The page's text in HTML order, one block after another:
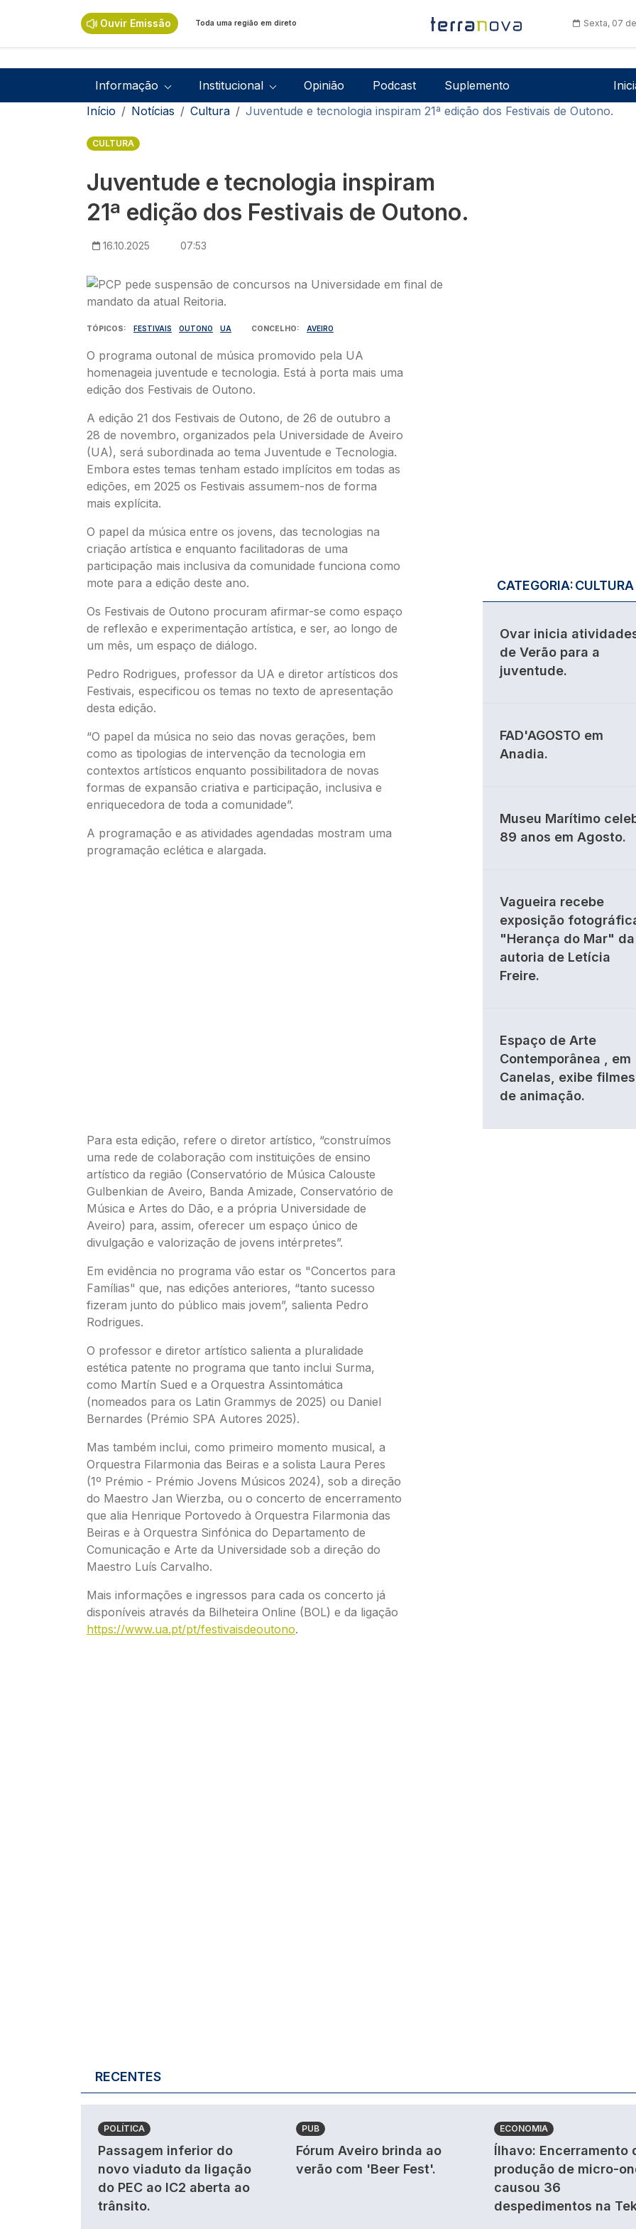
Ouvir Emissão Toda uma região em direto Sexta, 07
Navegação principal
Informação Institucional Opinião Podcast Suplemento
Navegação estrutural
Início Notícias Cultura Juventude e tecnologia inspiram 21ª edição dos Festivais de Outono.
CULTURA
Juventude e tecnologia inspiram
21ª edição dos Festivais de Outono.
16.10.2025 07:53
Imagem
TÓPICOS FESTIVAIS OUTONO UA CONCELHO AVEIRO
O programa outonal de música promovido pela UA
homenageia juventude e tecnologia. Está à porta mais uma
edição dos Festivais de Outono.
A edição 21 dos Festivais de Outono, de 26 de outubro a
28 de novembro, organizados pela Universidade de Aveiro
(UA), será subordinada ao tema Juventude e Tecnologia.
Embora estes temas tenham estado implícitos em todas as
edições, em 2025 os Festivais assumem-nos de forma
mais explícita.
O papel da música entre os jovens, das tecnologias na
criação artística e enquanto facilitadoras de uma
participação mais inclusiva da comunidade funciona como
mote para a edição deste ano.
Os Festivais de Outono procuram afirmar-se como espaço
de reflexão e experimentação artística, e ser, ao longo de
um mês, um espaço de diálogo.
Pedro Rodrigues, professor da UA e diretor artísticos dos
Festivais, especificou os temas no texto de apresentação
desta edição.
“O papel da música no seio das novas gerações, bem
como as tipologias de intervenção da tecnologia em
contextos artísticos enquanto possibilitadora de novas
formas de expansão criativa e participação, inclusiva e
enriquecedora de toda a comunidade”.
A programação e as atividades agendadas mostram uma
programação eclética e alargada.
Para esta edição, refere o diretor artístico, “construímos
uma rede de colaboração com instituições de ensino
artístico da região (Conservatório de Música Calouste
Gulbenkian de Aveiro, Banda Amizade, Conservatório de
Música e Artes do Dão, e a própria Universidade de
Aveiro) para, assim, oferecer um espaço único de
divulgação e valorização de jovens intérpretes”.
Em evidência no programa vão estar os "Concertos para
Famílias" que, nas edições anteriores, “tanto sucesso
fizeram junto do público mais jovem”, salienta Pedro
Rodrigues.
O professor e diretor artístico salienta a pluralidade
estética patente no programa que tanto inclui Surma,
como Martín Sued e a Orquestra Assintomática
(nomeados para os Latin Grammys de 2025) ou Daniel
Bernardes (Prémio SPA Autores 2025).
Mas também inclui, como primeiro momento musical, a
Orquestra Filarmonia das Beiras e a solista Laura Peres
(1º Prémio - Prémio Jovens Músicos 2024), sob a direção
do Maestro Jan Wierzba, ou o concerto de encerramento
que alia Henrique Portovedo à Orquestra Filarmonia das
Beiras e à Orquestra Sinfónica do Departamento de
Comunicação e Arte da Universidade sob a direção do
Maestro Luís Carvalho.
Mais informações e ingressos para cada os concerto já
disponíveis através da Bilheteira Online (BOL) e da ligação
https://www.ua.pt/pt/festivaisdeoutono.
CATEGORIA:CULTURA
Ovar inicia
de Verão para a
juventude.
FAD'AGOSTO em
Anadia.
Museu Marítimo
89 anos em Agosto.
Vagueira recebe
exposição
"Herança do Mar" da
autoria de Letícia
Freire.
Espaço de Arte
Contemporânea , em
Canelas, exibe filmes
de animação.
RECENTES
POLÍTICA
Passagem inferior do
novo viaduto da ligação
do PEC ao IC2 aberta ao
trânsito.
PUB
Fórum Aveiro brinda ao
verão com 'Beer Fest'.
ECONOMIA
Ílhavo: Encerramento
produção de micro-
causou 36
despedimentos na